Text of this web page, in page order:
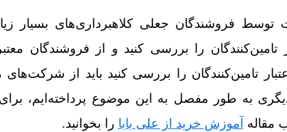
توسط فروشندگان جعلی کلاهبرداری‌های بسیار
را بررسی کنید و از فروشندگان
تامین‌کنندگان را بررسی کنید باید از شرکت‌های
به طور مفصل به این موضوع پرداخته‌ایم،
مقاله آموزش خرید از علی بابا را بخوانید.